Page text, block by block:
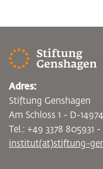
Adres:
Stiftung Genshagen
Am Schloss 1 - D-
Tel.: +49 3378 805931
institut(at)stiftung-